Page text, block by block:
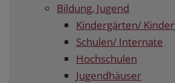
Bildung, Jugend
Kindergärten/
Schulen/ Internate
Hochschulen
Jugendhäuser